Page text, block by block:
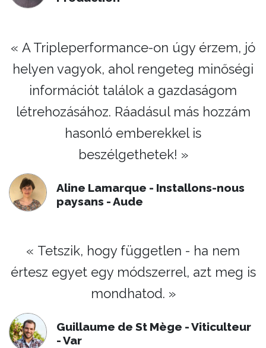
« A Tripleperformance-on úgy érzem, jó
helyen vagyok, ahol rengeteg minőségi
információt találok a gazdaságom
létrehozásához. Ráadásul más hozzám
hasonló emberekkel is
beszélgethetek! »
Aline Lamarque - Installons-nous
paysans - Aude
« Tetszik, hogy független - ha nem
értesz egyet egy módszerrel, azt meg is
mondhatod. »
Guillaume de St Mège - Viticulteur
- Var